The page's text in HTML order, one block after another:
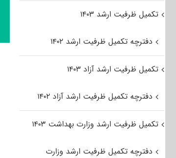
تکمیل ظرفیت ارشد ۱۴۰۳
دفترچه تکمیل ظرفیت ارشد ۱۴۰۲
تکمیل ظرفیت ارشد آزاد ۱۴۰۳
دفترچه تکمیل ظرفیت ارشد آزاد ۱۴۰۲
تکمیل ظرفیت ارشد وزارت بهداشت ۱۴۰۳
دفترچه تکمیل ظرفیت ارشد وزارت